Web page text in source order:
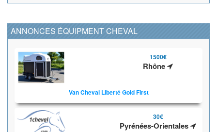
ANNONCES ÉQUIPMENT CHEVAL
1500€
Rhône
Van Cheval Liberté Gold First
30€
Pyrénées-Orientales